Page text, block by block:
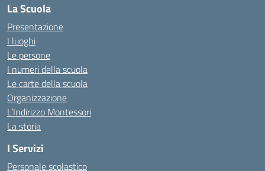
La Scuola
Presentazione
I luoghi
Le persone
I numeri della scuola
Le carte della scuola
Organizzazione
L’Indirizzo Montessori
La storia
I Servizi
Personale scolastico